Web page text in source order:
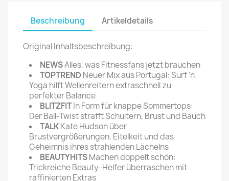
Beschreibung Artikeldetails
Original Inhaltsbeschreibung:
NEWSAlles, was Fitnessfans jetzt brauchen
TOPTREND Neuer Mix aus Portugal: Surf 'n'
Yoga hilft Wellenreitern extraschnell zu
perfekter Balance
BLITZFITIn Form für knappe Sommertops:
Der Ball-Twist strafft Schultern, Brust und Bauch
TALKKate Hudson über
Brustvergrößerungen, Eitelkeit und das
Geheimnis ihres strahlenden Lächelns
BEAUTYHITSMachen doppelt schön:
Trickreiche Beauty-Helfer überraschen mit
raffinierten Extras